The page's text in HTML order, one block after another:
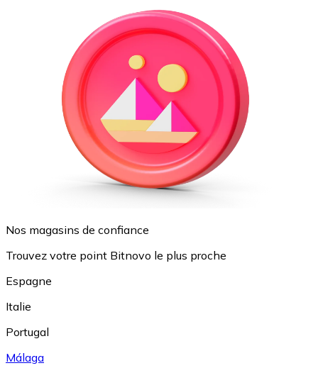
Nos magasins de confiance
Trouvez votre point Bitnovo le plus proche
Espagne
Italie
Portugal
Málaga